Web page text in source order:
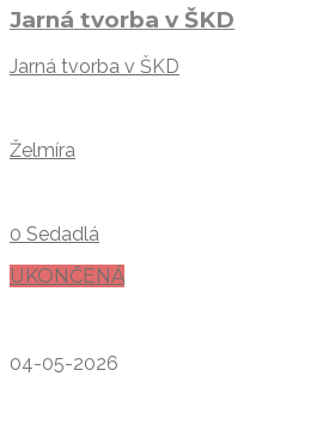
Jarná tvorba v ŠKD
Jarná tvorba v ŠKD
Želmíra
0 Sedadlá
UKONČENÁ
04-05-2026